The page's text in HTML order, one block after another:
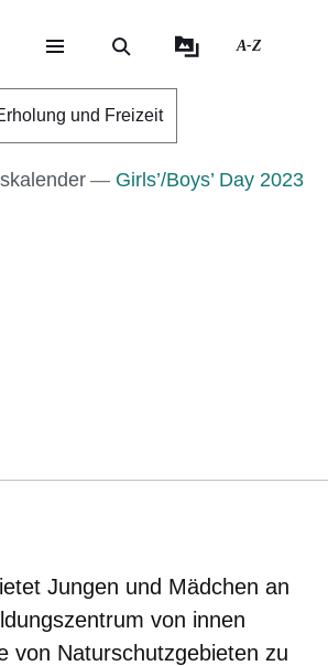
A-Z
und Freizeit
Girls’/Boys’ Day 2023
Jungen und Mädchen an
von innen
von Naturschutzgebieten zu